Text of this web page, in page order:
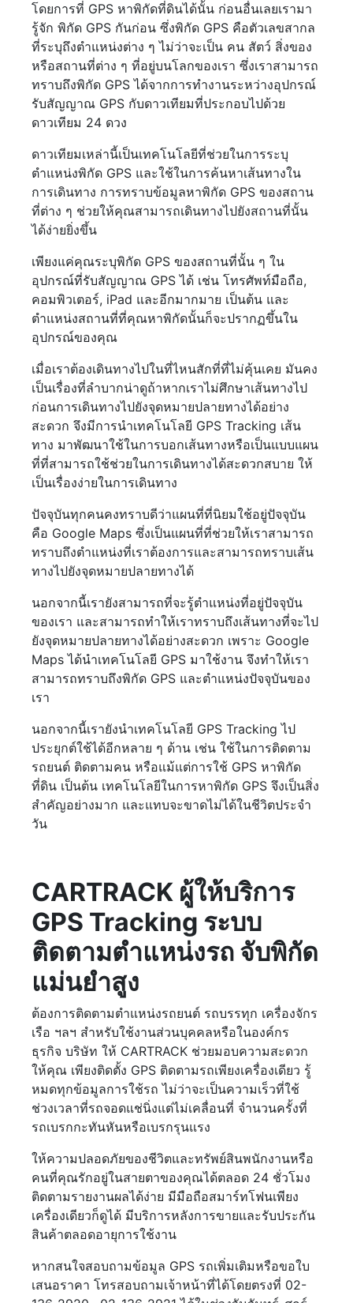
โดยการที่ GPS หาพิกัดที่ดินได้นั้น ก่อนอื่นเลยเรามา
รู้จัก พิกัด GPS กันก่อน ซึ่งพิกัด GPS คือตัวเลขสากล
ที่ระบุถึงตำแหน่งต่าง ๆ ไม่ว่าจะเป็น คน สัตว์ สิ่งของ
หรือสถานที่ต่าง ๆ ที่อยู่บนโลกของเรา ซึ่งเราสามารถ
ทราบถึงพิกัด GPS ได้จากการทำงานระหว่างอุปกรณ์
รับสัญญาณ GPS กับดาวเทียมที่ประกอบไปด้วย
ดาวเทียม 24 ดวง
ดาวเทียมเหล่านี้เป็นเทคโนโลยีที่ช่วยในการระบุ
ตำแหน่งพิกัด GPS และใช้ในการค้นหาเส้นทางใน
การเดินทาง การทราบข้อมูลหาพิกัด GPS ของสถาน
ที่ต่าง ๆ ช่วยให้คุณสามารถเดินทางไปยังสถานที่นั้น
ได้ง่ายยิ่งขึ้น
เพียงแค่คุณระบุพิกัด GPS ของสถานที่นั้น ๆ ใน
อุปกรณ์ที่รับสัญญาณ GPS ได้ เช่น โทรศัพท์มือถือ,
คอมพิวเตอร์, iPad และอีกมากมาย เป็นต้น และ
ตำแหน่งสถานที่ที่คุณหาพิกัดนั้นก็จะปรากฏขึ้นใน
อุปกรณ์ของคุณ
เมื่อเราต้องเดินทางไปในที่ไหนสักที่ที่ไม่คุ้นเคย มันคง
เป็นเรื่องที่ลำบากน่าดูถ้าหากเราไม่ศึกษาเส้นทางไป
ก่อนการเดินทางไปยังจุดหมายปลายทางได้อย่าง
สะดวก จึงมีการนำเทคโนโลยี GPS Tracking เส้น
ทาง มาพัฒนาใช้ในการบอกเส้นทางหรือเป็นแบบแผน
ที่ที่สามารถใช้ช่วยในการเดินทางได้สะดวกสบาย ให้
เป็นเรื่องง่ายในการเดินทาง
ปัจจุบันทุกคนคงทราบดีว่าแผนที่ที่นิยมใช้อยู่ปัจจุบัน
คือ Google Maps ซึ่งเป็นแผนที่ที่ช่วยให้เราสามารถ
ทราบถึงตำแหน่งที่เราต้องการและสามารถทราบเส้น
ทางไปยังจุดหมายปลายทางได้
นอกจากนี้เรายังสามารถที่จะรู้ตำแหน่งที่อยู่ปัจจุบัน
ของเรา และสามารถทำให้เราทราบถึงเส้นทางที่จะไป
ยังจุดหมายปลายทางได้อย่างสะดวก เพราะ Google
Maps ได้นำเทคโนโลยี GPS มาใช้งาน จึงทำให้เรา
สามารถทราบถึงพิกัด GPS และตำแหน่งปัจจุบันของ
เรา
นอกจากนี้เรายังนำเทคโนโลยี GPS Tracking ไป
ประยุกต์ใช้ได้อีกหลาย ๆ ด้าน เช่น ใช้ในการติดตาม
รถยนต์ ติดตามคน หรือแม้แต่การใช้ GPS หาพิกัด
ที่ดิน เป็นต้น เทคโนโลยีในการหาพิกัด GPS จึงเป็นสิ่ง
สำคัญอย่างมาก และแทบจะขาดไม่ได้ในชีวิตประจำ
วัน
CARTRACK ผู้ให้บริการ
GPS Tracking ระบบ
ติดตามตำแหน่งรถ จับพิกัด
แม่นยำสูง
ต้องการติดตามตำแหน่งรถยนต์ รถบรรทุก เครื่องจักร
เรือ ฯลฯ สำหรับใช้งานส่วนบุคคลหรือในองค์กร
ธุรกิจ บริษัท ให้ CARTRACK ช่วยมอบความสะดวก
ให้คุณ เพียงติดตั้ง GPS ติดตามรถเพียงเครื่องเดียว รู้
หมดทุกข้อมูลการใช้รถ ไม่ว่าจะเป็นความเร็วที่ใช้
ช่วงเวลาที่รถจอดแช่นิ่งแต่ไม่เคลื่อนที่ จำนวนครั้งที่
รถเบรกกะทันหันหรือเบรกรุนแรง
ให้ความปลอดภัยของชีวิตและทรัพย์สินพนักงานหรือ
คนที่คุณรักอยู่ในสายตาของคุณได้ตลอด 24 ชั่วโมง
ติดตามรายงานผลได้ง่าย มีมือถือสมาร์ทโฟนเพียง
เครื่องเดียวก็ดูได้ มีบริการหลังการขายและรับประกัน
สินค้าตลอดอายุการใช้งาน
หากสนใจสอบถามข้อมูล GPS รถเพิ่มเติมหรือขอใบ
เสนอราคา โทรสอบถามเจ้าหน้าที่ได้โดยตรงที่ 02-